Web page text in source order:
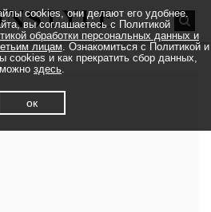
cookies, они делают его удобнее.
вы соглашаетесь с Политикой
обработки персональных данных и
лицам. Ознакомиться с Политикой и
и как прекратить сбор данных,
можно здесь.
ок